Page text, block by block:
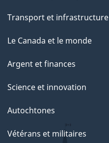
Transport et infrastructure
Le Canada et le monde
Argent et finances
Science et innovation
Autochtones
Vétérans et militaires